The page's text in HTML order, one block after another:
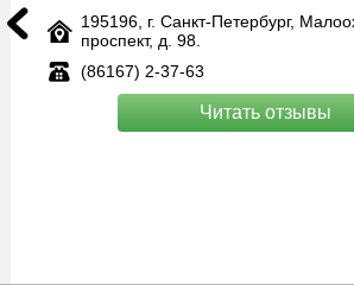
195196, г. Санкт-Петербург,
проспект, д. 98.
(86167) 2-37-63
Читать отзывы